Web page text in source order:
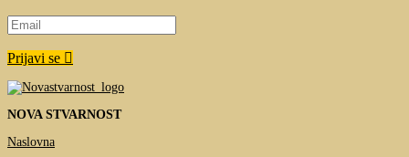
Prijavi se
NOVA STVARNOST
Naslovna